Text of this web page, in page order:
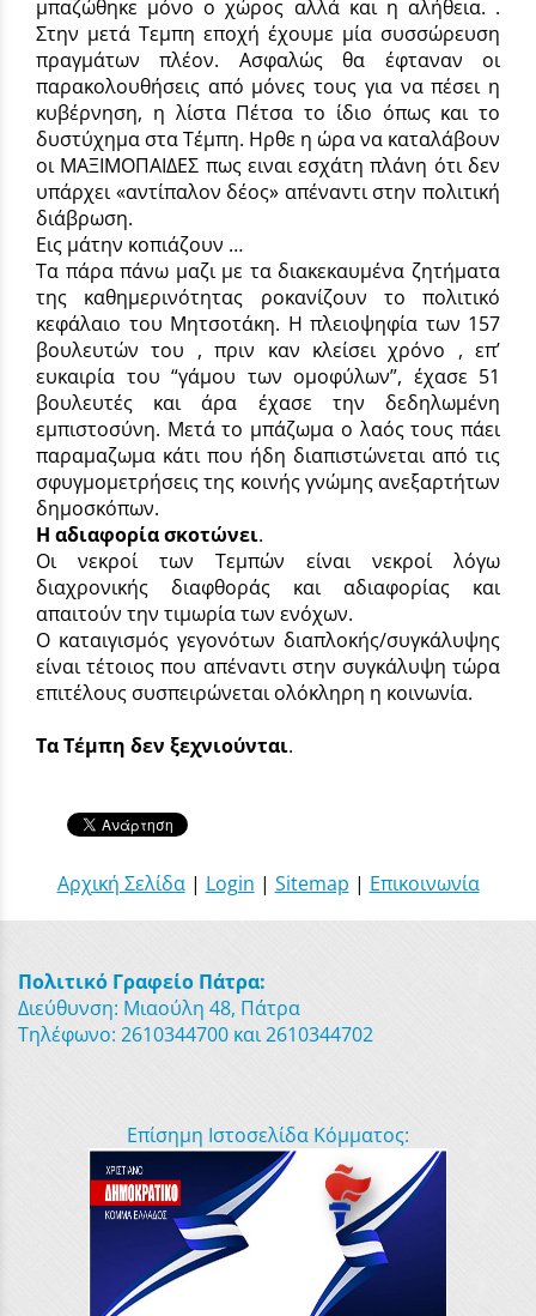
μπαζώθηκε μόνο ο χώρος αλλά και η αλήθεια. .
Στην μετά Τεμπη εποχή έχουμε μία συσσώρευση
πραγμάτων πλέον. Ασφαλώς θα έφταναν οι
παρακολουθήσεις από μόνες τους για να πέσει η
κυβέρνηση, η λίστα Πέτσα το ίδιο όπως και το
δυστύχημα στα Τέμπη. Ηρθε η ώρα να καταλάβουν
οι ΜΑΞΙΜΟΠΑΙΔΕΣ πως ειναι εσχάτη πλάνη ότι δεν
υπάρχει «αντίπαλον δέος» απέναντι στην πολιτική
διάβρωση.
Εις μάτην κοπιάζουν …
Τα πάρα πάνω μαζι με τα διακεκαυμένα ζητήματα
της καθημερινότητας ροκανίζουν το πολιτικό
κεφάλαιο του Μητσοτάκη. Η πλειοψηφία των 157
βουλευτών του , πριν καν κλείσει χρόνο , επ’
ευκαιρία του “γάμου των ομοφύλων”, έχασε 51
βουλευτές και άρα έχασε την δεδηλωμένη
εμπιστοσύνη. Μετά το μπάζωμα ο λαός τους πάει
παραμαζωμα κάτι που ήδη διαπιστώνεται από τις
σφυγμομετρήσεις της κοινής γνώμης ανεξαρτήτων
δημοσκόπων.
Η αδιαφορία σκοτώνει.
Οι νεκροί των Τεμπών είναι νεκροί λόγω
διαχρονικής διαφθοράς και αδιαφορίας και
απαιτούν την τιμωρία των ενόχων.
Ο καταιγισμός γεγονότων διαπλοκής/συγκάλυψης
είναι τέτοιος που απέναντι στην συγκάλυψη τώρα
επιτέλους συσπειρώνεται ολόκληρη η κοινωνία.
Τα Τέμπη δεν ξεχνιούνται.
Αρχική Σελίδα| Login | Sitemap | Επικοινωνία
Πολιτικό Γραφείο Πάτρα:
Διεύθυνση: Μιαούλη 48, Πάτρα
Τηλέφωνο: 2610344700 και 2610344702
Επίσημη Ιστοσελίδα Κόμματος: